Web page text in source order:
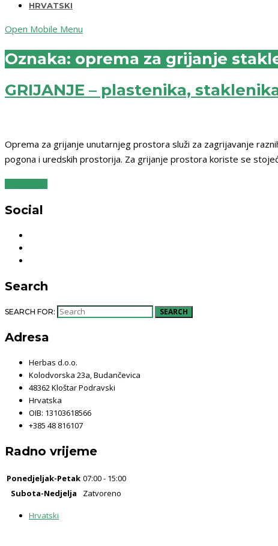
HRVATSKI
Open Mobile Menu
Oznaka: oprema za grijanje
GRIJANJE – plastenika,
Oprema za grijanje unutarnjeg prostora služi za zagrijavanje
pogona i uredskih prostorija. Za grijanje prostora koriste se
Social
Search
SEARCH FOR: SEARCH
Adresa
Herbas d.o.o.
Kolodvorska 23a, Budančevica
48362 Kloštar Podravski
Hrvatska
OIB: 13103618566
+385 48 816107
Radno vrijeme
Ponedjeljak-Petak 07:00 - 15:00
Subota-Nedjelja
Zatvoreno
Hrvatski